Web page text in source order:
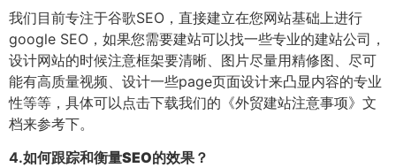
我们目前专注于谷歌SEO，直接建立在您网站基础上进行
google SEO，如果您需要建站可以找一些专业的建站公司，
设计网站的时候注意框架要清晰、图片尽量用精修图、尽可
能有高质量视频、设计一些page页面设计来凸显内容的专业
性等等，具体可以点击下载我们的《外贸建站注意事项》文
档来参考下。
4.如何跟踪和衡量SEO的效果？